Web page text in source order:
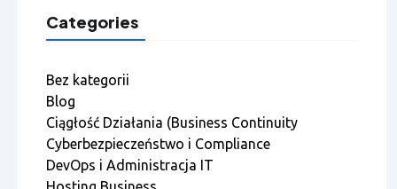
Categories
Bez kategorii
Blog
Ciągłość Działania (Business Continuity
Cyberbezpieczeństwo i Compliance
DevOps i Administracja IT